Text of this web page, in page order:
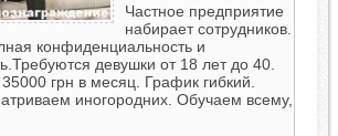
Частное предприятие
набирает сотрудников.
конфиденциальность и
девушки от 18 лет до 40.
грн в месяц. График гибкий.
иногородних. Обучаем всему,